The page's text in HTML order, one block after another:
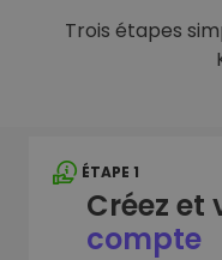
Trois étapes
ÉTAPE 1
Créez et
compte